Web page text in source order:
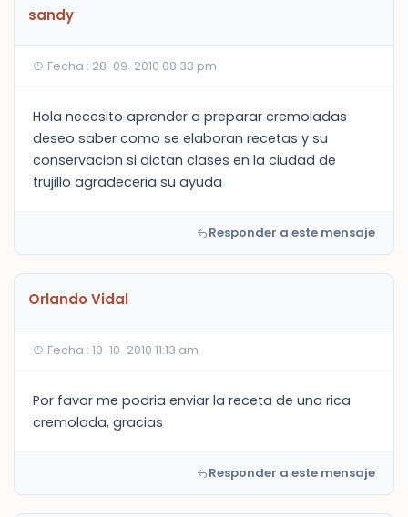
sandy
Fecha : 28-09-2010 08:33 pm
Hola necesito aprender a preparar cremoladas
deseo saber como se elaboran recetas y su
conservacion si dictan clases en la ciudad de
trujillo agradeceria su ayuda
Responder a este mensaje
Orlando Vidal
Fecha : 10-10-2010 11:13 am
Por favor me podria enviar la receta de una rica
cremolada, gracias
Responder a este mensaje